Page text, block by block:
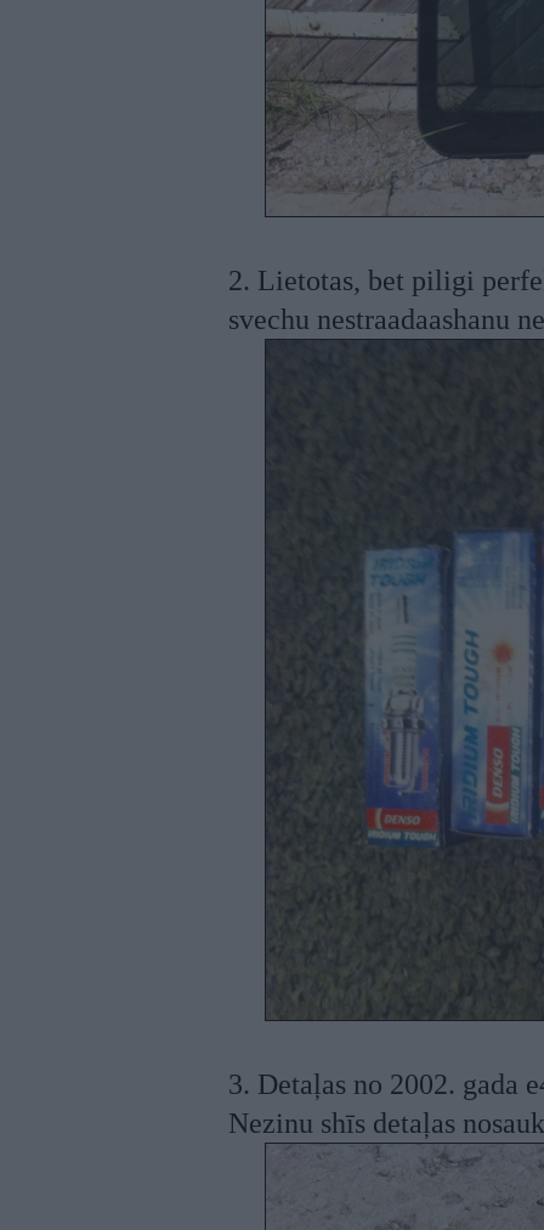
2. Lietotas, bet piligi
svechu nestraadaashanu
3. Detaļas no 2002. gada
Nezinu shīs detaļas